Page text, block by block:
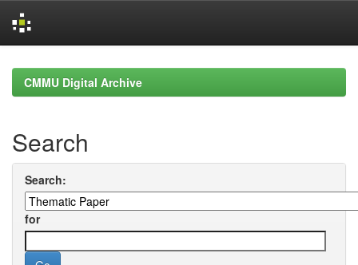
navigationCMMU Digital Archive
Search
Search:
for